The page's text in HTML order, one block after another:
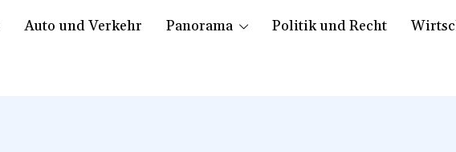
Auto und Verkehr Panorama Politik und Recht